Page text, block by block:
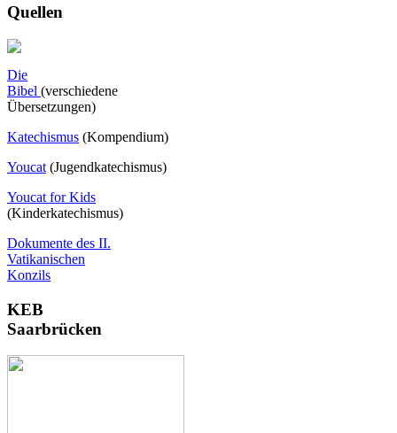
Quellen
Die
Bibel (verschiedene
Übersetzungen)
Katechismus (Kompendium)
Youcat (Jugendkatechismus)
Youcat for Kids
(Kinderkatechismus)
Dokumente des II.
Vatikanischen
Konzils
KEB
Saarbrücken